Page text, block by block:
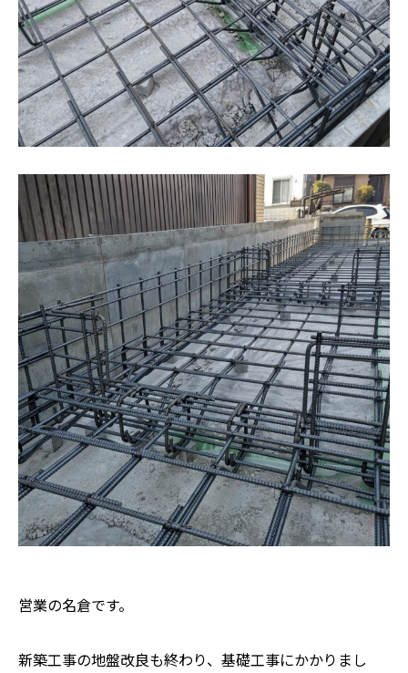
営業の名倉です。
新築工事の地盤改良も終わり、基礎工事にかかりまし